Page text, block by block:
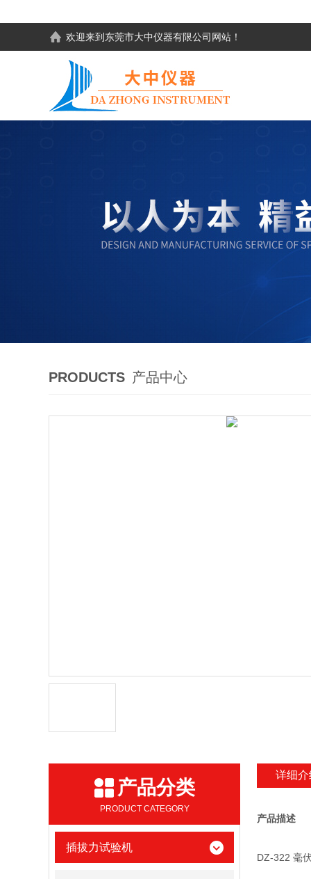
欢迎来到东莞市大中仪器有限公司网站！
PRODUCTS 产品中心
产品分类
PRODUCT CATEGORY
插拔力试验机
详细介
产品描述
DZ-322 毫